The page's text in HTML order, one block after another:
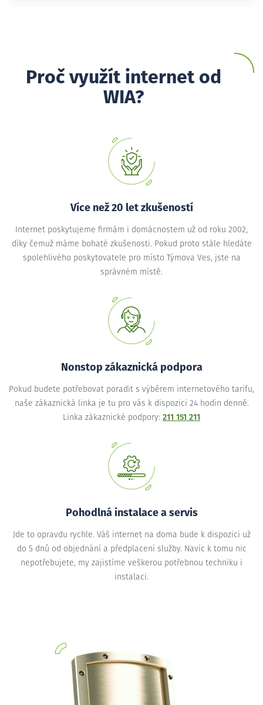
Proč využít internet od
WIA?
Více než 20 let zkušeností
Internet poskytujeme firmám i domácnostem už od roku 2002,
díky čemuž máme bohaté zkušenosti. Pokud proto stále hledáte
spolehlivého poskytovatele pro místo Týmova Ves, jste na
správném místě.
Nonstop zákaznická podpora
Pokud budete potřebovat poradit s výběrem internetového tarifu,
naše zákaznická linka je tu pro vás k dispozici 24 hodin denně.
Linka zákaznické podpory: 211 151 211
Pohodlná instalace a servis
Jde to opravdu rychle. Váš internet na doma bude k dispozici už
do 5 dnů od objednání a předplacení služby. Navíc k tomu nic
nepotřebujete, my zajistíme veškerou potřebnou techniku i
instalaci.